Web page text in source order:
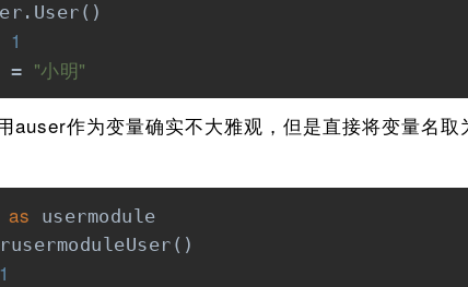
1
= "小明"
作为变量确实不大雅观，但是直接将变量名取
as usermodule
1